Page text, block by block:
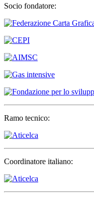
Socio fondatore:
Ramo tecnico:
Coordinatore italiano: